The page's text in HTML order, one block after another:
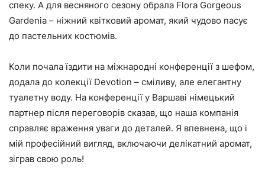
спеку. А для весняного сезону обрала Flora Gorgeous
Gardenia – ніжний квітковий аромат, який чудово пасує
до пастельних костюмів.
Коли почала їздити на міжнародні конференції з шефом,
додала до колекції Devotion – сміливу, але елегантну
туалетну воду. На конференції у Варшаві німецький
партнер після переговорів сказав, що наша компанія
справляє враження уваги до деталей. Я впевнена, що і
мій професійний вигляд, включаючи делікатний аромат,
зіграв свою роль!